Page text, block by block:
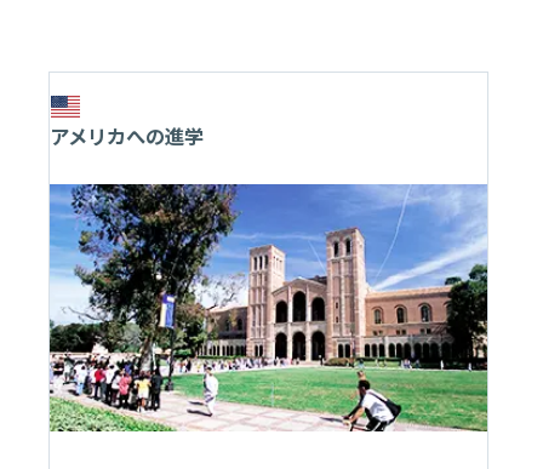
アメリカへの進学